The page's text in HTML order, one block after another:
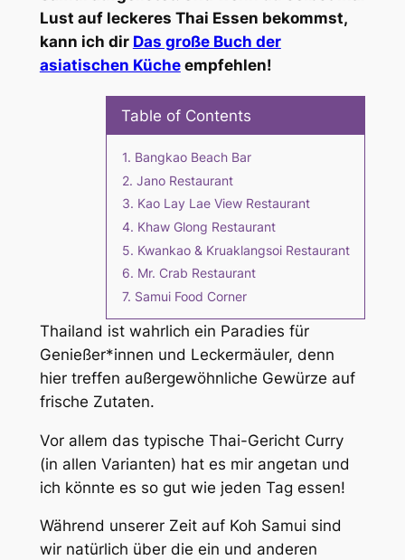
Lust auf leckeres Thai Essen bekommst,
kann ich dir Das große Buch der
asiatischen Kücheempfehlen!
Table of Contents
Bangkao Beach Bar
Jano Restaurant
Kao Lay Lae View Restaurant
Khaw Glong Restaurant
Kwankao & Kruaklangsoi Restaurant
Mr. Crab Restaurant
Samui Food Corner
Thailand ist wahrlich ein Paradies für
Genießer*innen und Leckermäuler, denn
hier treffen außergewöhnliche Gewürze auf
frische Zutaten.
Vor allem das typische Thai-Gericht Curry
(in allen Varianten) hat es mir angetan und
ich könnte es so gut wie jeden Tag essen!
Während unserer Zeit auf Koh Samui sind
wir natürlich über die ein und anderen